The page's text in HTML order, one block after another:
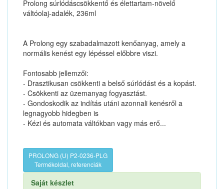
Prolong súrlódáscsökkentő és élettartam-növelő
váltóolaj-adalék, 236ml
A Prolong egy szabadalmazott kenőanyag, amely a
normális kenést egy lépéssel előbbre viszi.
Fontosabb jellemzői:
- Drasztikusan csökkenti a belső súrlódást és a kopást.
- Csökkenti az üzemanyag fogyasztást.
- Gondoskodik az indítás utáni azonnali kenésről a
legnagyobb hidegben is
- Kézi és automata váltókban vagy más erő...
PROLONG (U) P2-0236-PLG
Termékoldal, referenciák
Saját készlet